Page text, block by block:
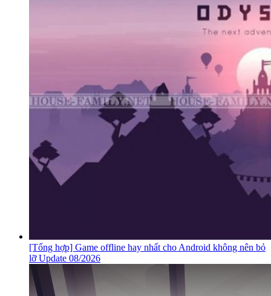
[Tổng hợp] Game offline hay nhất cho Android không nên bỏ
lỡ Update 08/2026